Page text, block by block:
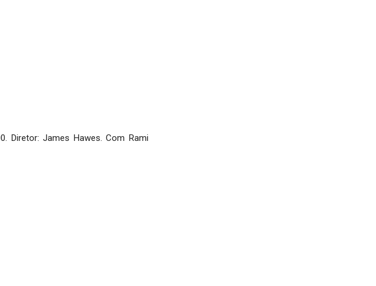
Diretor: James Hawes. Com Rami